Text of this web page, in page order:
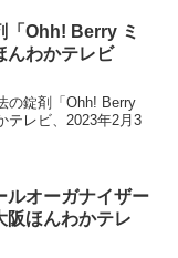
「Ohh! Berry ミ
んわかテレビ
の錠剤「Ohh! Berry
テレビ、2023年2月3
ルオーガナイザー
ほんわかテレ